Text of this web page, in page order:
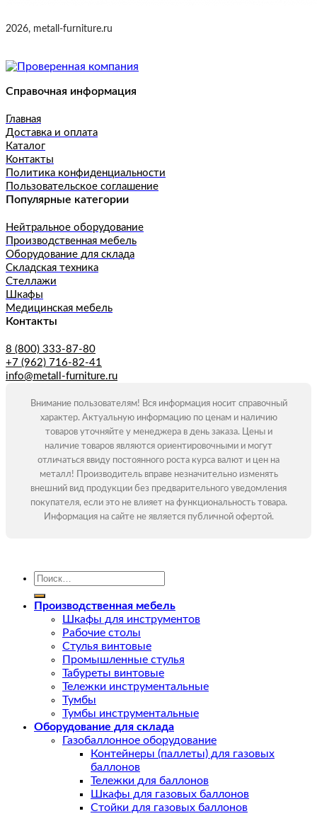
2026, metall-furniture.ru
Справочная информация
Главная
Доставка и оплата
Каталог
Контакты
Политика конфиденциальности
Пользовательское соглашение
Популярные категории
Нейтральное оборудование
Производственная мебель
Оборудование для склада
Складская техника
Стеллажи
Шкафы
Медицинская мебель
Контакты
8 (800) 333-87-80
+7 (962) 716-82-41
info@metall-furniture.ru
Внимание пользователям! Вся информация носит справочный
характер. Актуальную информацию по ценам и наличию
товаров уточняйте у менеджера в день заказа. Цены и
наличие товаров являются ориентировочными и могут
отличаться ввиду постоянного роста курса валют и цен на
металл! Производитель вправе незначительно изменять
внешний вид продукции без предварительного уведомления
покупателя, если это не влияет на функциональность товара.
Информация на сайте не является публичной офертой.
Искать:
Производственная мебель
Шкафы для инструментов
Рабочие столы
Стулья винтовые
Промышленные стулья
Табуреты винтовые
Тележки инструментальные
Тумбы
Тумбы инструментальные
Оборудование для склада
Газобаллонное оборудование
Контейнеры (паллеты) для газовых
баллонов
Тележки для баллонов
Шкафы для газовых баллонов
Стойки для газовых баллонов